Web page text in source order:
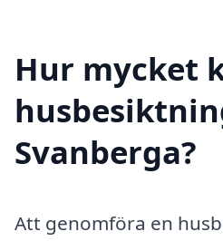
Hur mycket
Svanberga?
Att genomföra en